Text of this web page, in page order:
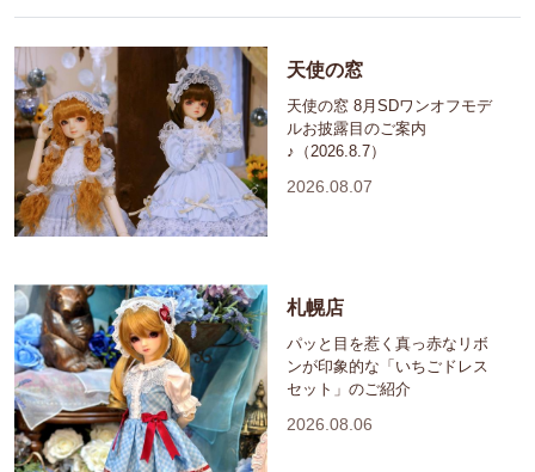
天使の窓
天使の窓 8月SDワンオフモデ
ルお披露目のご案内
♪（2026.8.7）
2026.08.07
札幌店
パッと目を惹く真っ赤なリボ
ンが印象的な「いちごドレス
セット」のご紹介
2026.08.06